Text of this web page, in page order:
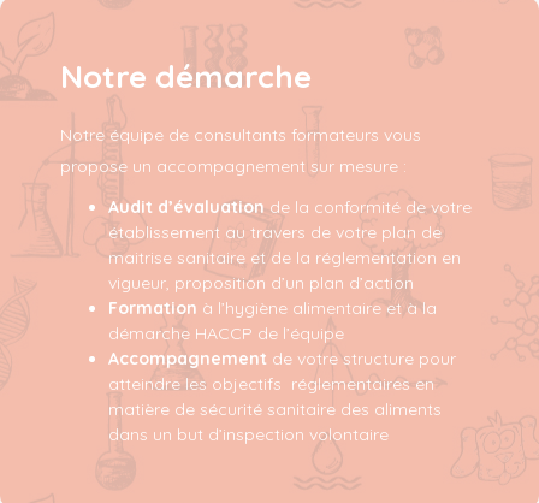
Notre démarche
Notre équipe de consultants formateurs vous
propose un accompagnement sur mesure :
Audit d’évaluation de la conformité de votre
établissement au travers de votre plan de
maitrise sanitaire et de la réglementation en
vigueur, proposition d’un plan d’action
Formation à l’hygiène alimentaire et à la
démarche HACCP de l’équipe
Accompagnement de votre structure pour
atteindre les objectifs réglementaires en
matière de sécurité sanitaire des aliments
dans un but d’inspection volontaire